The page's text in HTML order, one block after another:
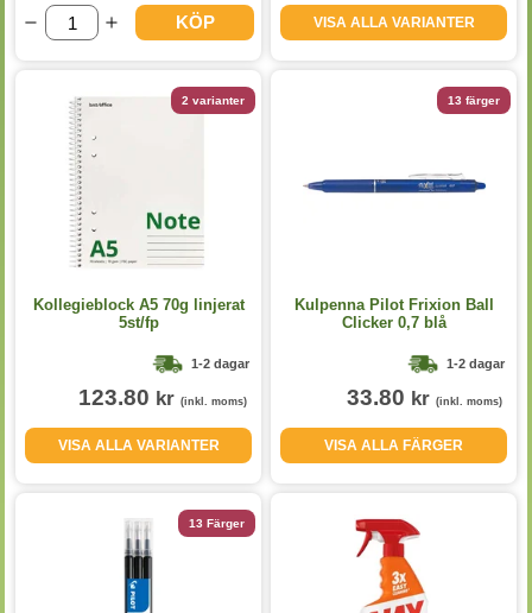
KÖP VISA ALLA VARIANTER
2 varianter
Kollegieblock A5 70g linjerat
5st/fp
1-2 dagar
123.80 kr (inkl. moms)
VISA ALLA VARIANTER
13 färger
Kulpenna Pilot Frixion Ball
Clicker 0,7 blå
1-2 dagar
33.80 kr (inkl. moms)
VISA ALLA FÄRGER
13 Färger